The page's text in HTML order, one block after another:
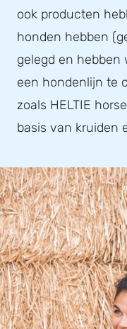
ook producten
honden hebben
gelegd en hebben
een hondenlijn te
zoals HELTIE
basis van kruiden